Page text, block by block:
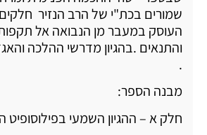
שמורים בכת"י של הרב הנזיר
העוסק במעבר מן הנבואה אל
והתנאים .בהגיון מדרשי ההלכה
.
מבנה הספר:
חלק א – ההגיון השמעי